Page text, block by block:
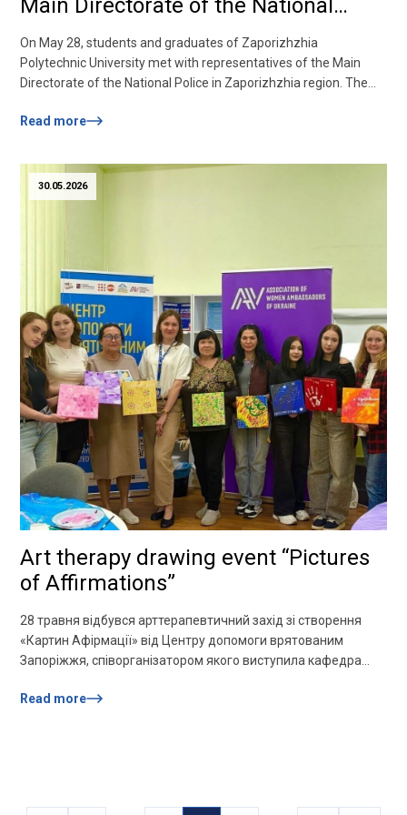
Main Directorate of the National
Police in Zaporizhia region.
On May 28, students and graduates of Zaporizhzhia
Polytechnic University met with representatives of the Main
Directorate of the National Police in Zaporizhzhia region. The
special assignments of the selection organization sector of the
police captain– Valentyna Drobna — inspector...
Read more
30.05.2026
Art therapy drawing event “Pictures
of Affirmations”
28 травня відбувся арттерапевтичний захід зі створення
«Картин Афірмації» від Центру допомоги врятованим
Запоріжжя, співорганізатором якого виступила кафедра
Центру допомоги врятованим, випускниця і стейкхолдерка
Read more